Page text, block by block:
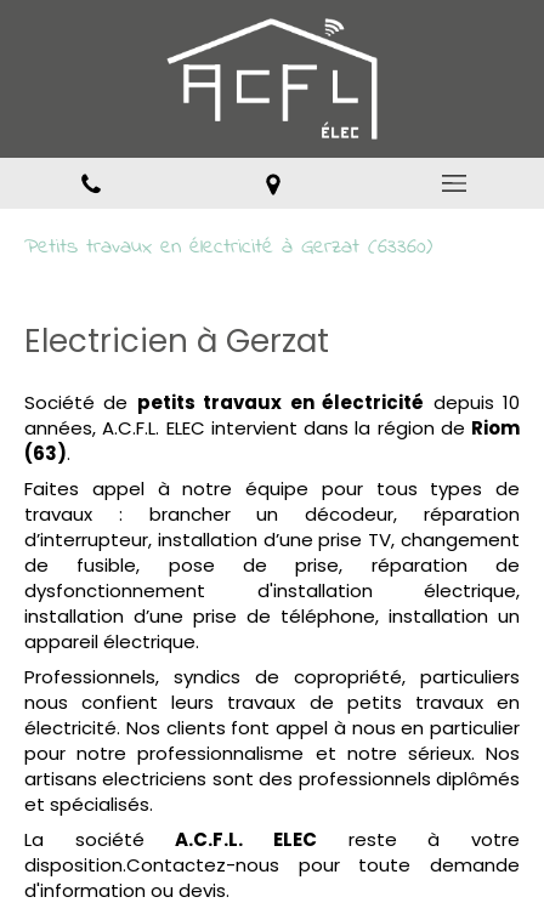
Petits travaux en électricité à Gerzat (63360)
Electricien à Gerzat
Société de petits travaux en électricité depuis 10
années, A.C.F.L. ELEC intervient dans la région de Riom
(63).
Faites appel à notre équipe pour tous types de
travaux : brancher un décodeur, réparation
d’interrupteur, installation d’une prise TV, changement
de fusible, pose de prise, réparation de
dysfonctionnement d'installation électrique,
installation d’une prise de téléphone, installation un
appareil électrique.
Professionnels, syndics de copropriété, particuliers
nous confient leurs travaux de petits travaux en
électricité. Nos clients font appel à nous en particulier
pour notre professionnalisme et notre sérieux. Nos
artisans electriciens sont des professionnels diplômés
et spécialisés.
La sociétéA.C.F.L. ELEC reste à votre
disposition.Contactez-nous pour toute demande
d'information ou devis.